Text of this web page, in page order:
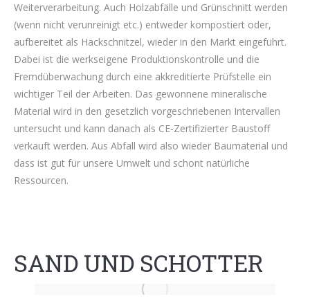
Weiterverarbeitung. Auch Holzabfälle und Grünschnitt werden
(wenn nicht verunreinigt etc.) entweder kompostiert oder,
aufbereitet als Hackschnitzel, wieder in den Markt eingeführt.
Dabei ist die werkseigene Produktionskontrolle und die
Fremdüberwachung durch eine akkreditierte Prüfstelle ein
wichtiger Teil der Arbeiten. Das gewonnene mineralische
Material wird in den gesetzlich vorgeschriebenen Intervallen
untersucht und kann danach als CE-Zertifizierter Baustoff
verkauft werden. Aus Abfall wird also wieder Baumaterial und
dass ist gut für unsere Umwelt und schont natürliche
Ressourcen.
SAND UND SCHOTTER